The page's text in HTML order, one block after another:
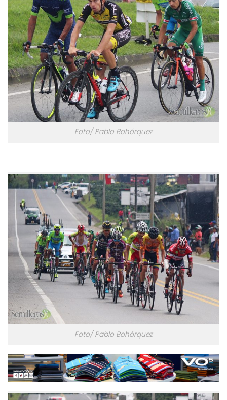
Foto/ Pablo Bohórquez
Foto/ Pablo Bohórquez